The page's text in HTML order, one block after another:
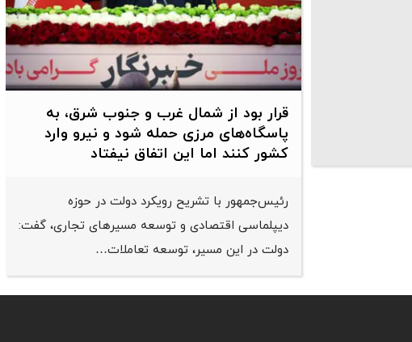
قرار بود از شمال ‌غرب و جنوب‌ شرق، به
پاسگاه‌های مرزی حمله شود و نیرو وارد
کشور کنند اما این اتفاق نیفتاد
رئیس‌جمهور با تشریح رویکرد دولت در حوزه
دیپلماسی اقتصادی و توسعه مسیرهای تجاری، گفت:
دولت در این مسیر، توسعه تعاملات…